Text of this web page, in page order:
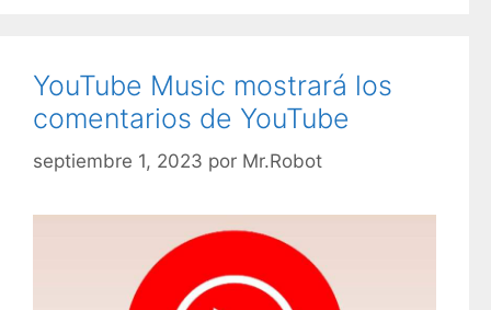
o
r
í
YouTube Music mostrará los
comentarios de YouTube
septiembre 1, 2023 por Mr.Robot